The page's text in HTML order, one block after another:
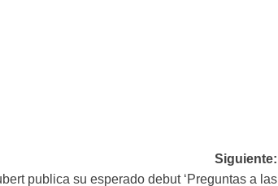
Siguiente:
publica su esperado debut ‘Preguntas a las